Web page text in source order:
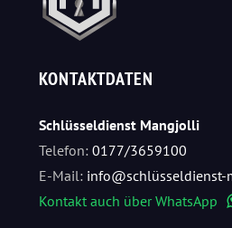
KONTAKTDATEN
Schlüsseldienst Mangjolli
Telefon: 0177/3659100
E-Mail:
Kontakt auch über WhatsApp